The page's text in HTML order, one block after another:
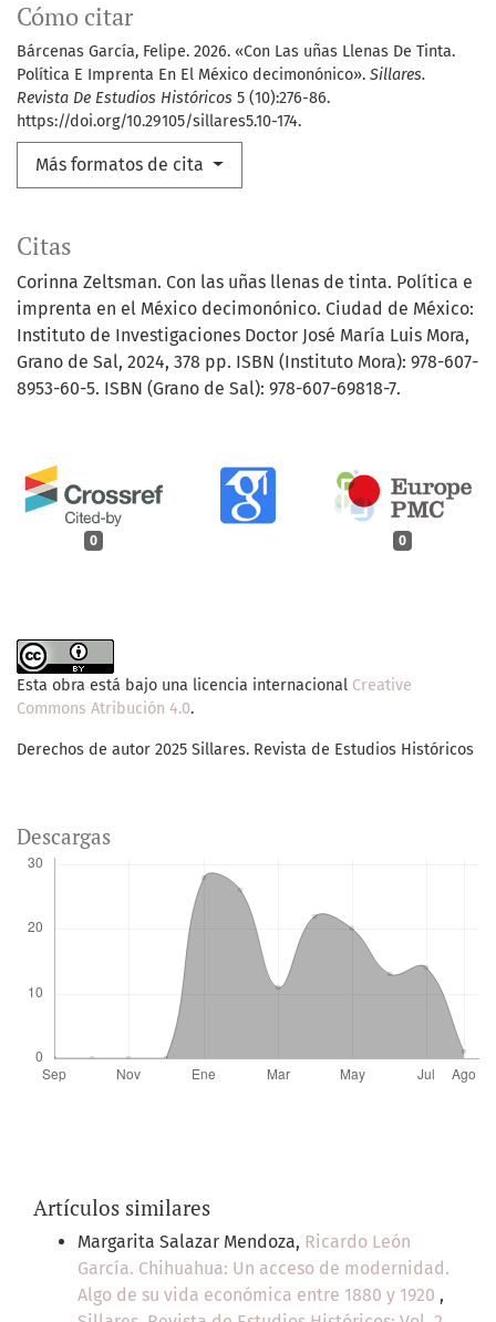
Cómo citar
Bárcenas García, Felipe. 2026. «Con Las uñas Llenas De Tinta.
Política E Imprenta En El México decimonónico». Sillares.
Revista De Estudios Históricos 5 (10):276-86.
https://doi.org/10.29105/sillares5.10-174.
Más formatos de cita
0 0
Citas
Corinna Zeltsman. Con las uñas llenas de tinta. Política e
imprenta en el México decimonónico. Ciudad de México:
Instituto de Investigaciones Doctor José María Luis Mora,
Grano de Sal, 2024, 378 pp. ISBN (Instituto Mora): 978-607-
8953-60-5. ISBN (Grano de Sal): 978-607-69818-7.
Esta obra está bajo una licencia internacional Creative
Commons Atribución 4.0.
Derechos de autor 2025 Sillares. Revista de Estudios Históricos
Descargas
Artículos similares
Margarita Salazar Mendoza, Ricardo León
García. Chihuahua: Un acceso de modernidad.
Algo de su vida económica entre 1880 y 1920 ,